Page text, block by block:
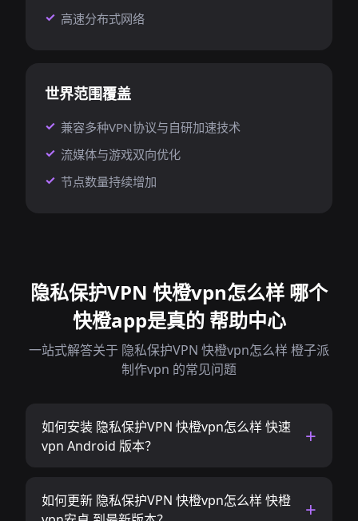
高速分布式网络
世界范围覆盖
兼容多种VPN协议与自研加速技术
流媒体与游戏双向优化
节点数量持续增加
隐私保护VPN 快橙vpn怎么样 哪个
快橙app是真的 帮助中心
一站式解答关于 隐私保护VPN 快橙vpn怎么样 橙子派
制作vpn 的常见问题
如何安装 隐私保护VPN 快橙vpn怎么样 快速
vpn Android 版本？
如何更新 隐私保护VPN 快橙vpn怎么样 快橙